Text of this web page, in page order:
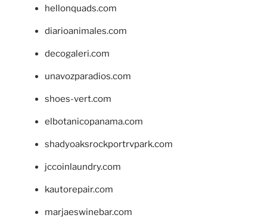
hellonquads.com
diarioanimales.com
decogaleri.com
unavozparadios.com
shoes-vert.com
elbotanicopanama.com
shadyoaksrockportrvpark.com
jccoinlaundry.com
kautorepair.com
marjaeswinebar.com